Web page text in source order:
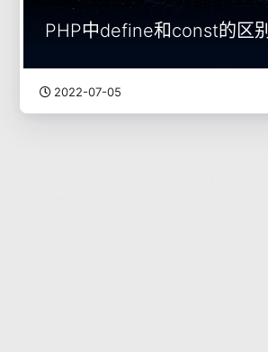
PHP中define和const的区别
2022-07-05